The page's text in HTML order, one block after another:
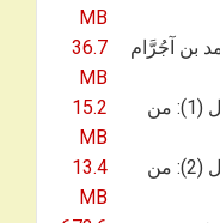
MB
بن آجُرَّام
36.7
MB
34_ تفسير الفاتحة وقصار المفصل (1): من
15.2
MB
35_ تفسير الفاتحة وقصار المفصل (2): من
13.4
MB